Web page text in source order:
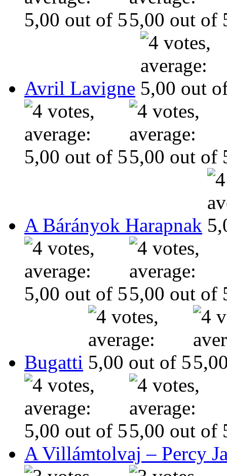
Avril Lavigne
A Bárányok Harapnak
Bugatti
A Villámtolvaj – Percy